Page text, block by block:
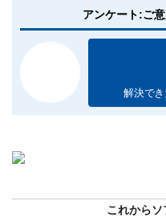
アンケート:ご
解決でき
これから